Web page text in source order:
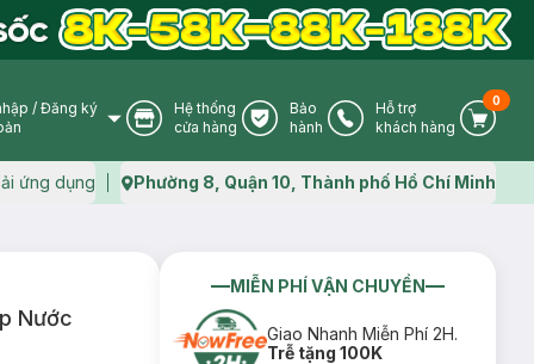
User Icon
/ Đăng ký
Store Icon
Hệ thống
cửa hàng
Warranty Icon
Bảo
hành
Phone Icon
Hỗ trợ
khách hàng
Cart
0
ứng dụng Map icon
Phường 8, Quận 10, Thành phố Hồ Chí Minh
Nước
MIỄN PHÍ VẬN CHUYỂN
Giao Nhanh Miễn Phí 2H.
Trễ tặng 100K